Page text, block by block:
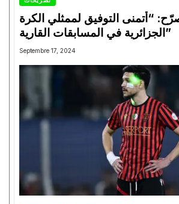
“أتمنى التوفيق لممثلي الكرة
الجزائرية في المسابقات القارية”
Septembre 17, 2024